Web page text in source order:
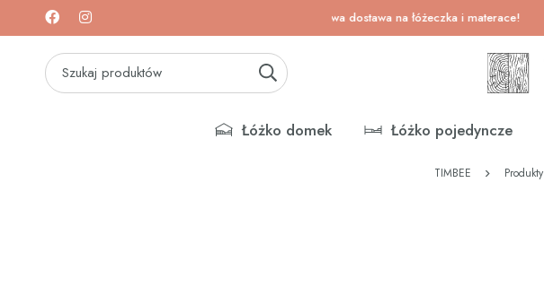
na łóżeczka i materace! Darmowa dostawa na łóżeczka i materace!
Łóżko domek Łóżko pojedyncze
TIMBEE Produkty